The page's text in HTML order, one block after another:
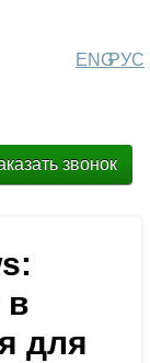
РУС
ENG
звонок
в
для